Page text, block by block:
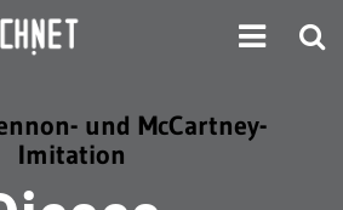
und McCartney-
Imitation